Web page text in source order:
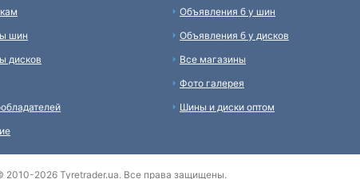
шин
дисков
Объявления б у шин
Объявления б у дисков
Все магазины
Фото галерея
Шины и диски оптом
2010-2026 Tyretrader.ua. Все права защищены.